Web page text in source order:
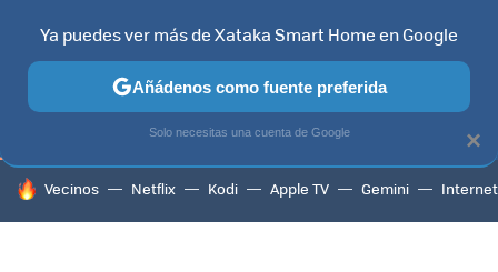
TELEVISORES CONTENIDOS SMART TV SELECCIÓN
HOY SE HABLA DE
Vecinos Netflix Kodi Apple TV Gemini Internet
×
Ya puedes ver más de Xataka Smart Home en Google
Añádenos como fuente preferida
Solo necesitas una cuenta de Google